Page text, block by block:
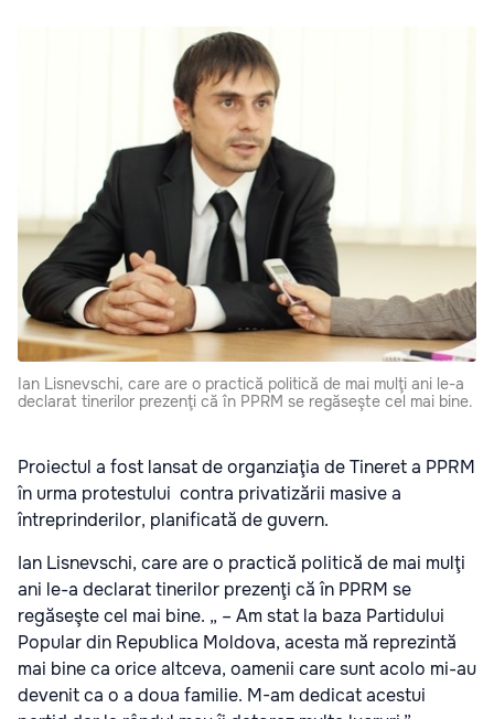
Ian Lisnevschi, care are o practică politică de mai mulţi ani le-a
declarat tinerilor prezenţi că în PPRM se regăseşte cel mai bine.
Proiectul a fost lansat de organziaţia de Tineret a PPRM
în urma protestului contra privatizării masive a
întreprinderilor, planificată de guvern.
Ian Lisnevschi, care are o practică politică de mai mulţi
ani le-a declarat tinerilor prezenţi că în PPRM se
regăseşte cel mai bine. „ – Am stat la baza Partidului
Popular din Republica Moldova, acesta mă reprezintă
mai bine ca orice altceva, oamenii care sunt acolo mi-au
devenit ca o a doua familie. M-am dedicat acestui